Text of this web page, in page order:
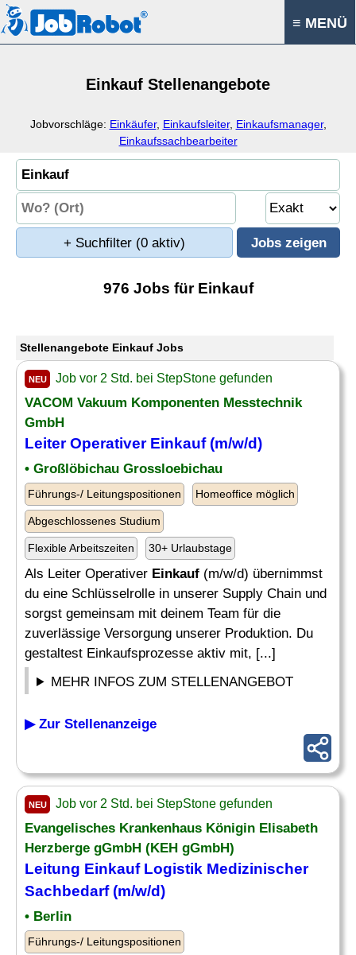
≡ MENÜ
Einkauf Stellenangebote
Jobvorschläge: Einkäufer, Einkaufsleiter, Einkaufsmanager,
Einkaufssachbearbeiter
+ Suchfilter (0 aktiv)
976 Jobs für Einkauf
Stellenangebote Einkauf Jobs
NEU Job vor 2 Std. bei StepStone gefunden
VACOM Vakuum Komponenten Messtechnik
GmbH
Leiter Operativer Einkauf(m/w/d)
• Großlöbichau Grossloebichau
Führungs-/ Leitungspositionen Homeoffice möglich
Abgeschlossenes Studium
Flexible Arbeitszeiten 30+ Urlaubstage
Als Leiter Operativer Einkauf (m/w/d) übernimmst
du eine Schlüsselrolle in unserer Supply Chain und
sorgst gemeinsam mit deinem Team für die
zuverlässige Versorgung unserer Produktion. Du
gestaltest Einkaufsprozesse aktiv mit, [...]
MEHR INFOS ZUM STELLENANGEBOT
▶ Zur Stellenanzeige
NEU Job vor 2 Std. bei StepStone gefunden
Evangelisches Krankenhaus Königin Elisabeth
Herzberge gGmbH (KEH gGmbH)
Leitung EinkaufLogistik Medizinischer
Sachbedarf (m/w/d)
• Berlin
Führungs-/ Leitungspositionen